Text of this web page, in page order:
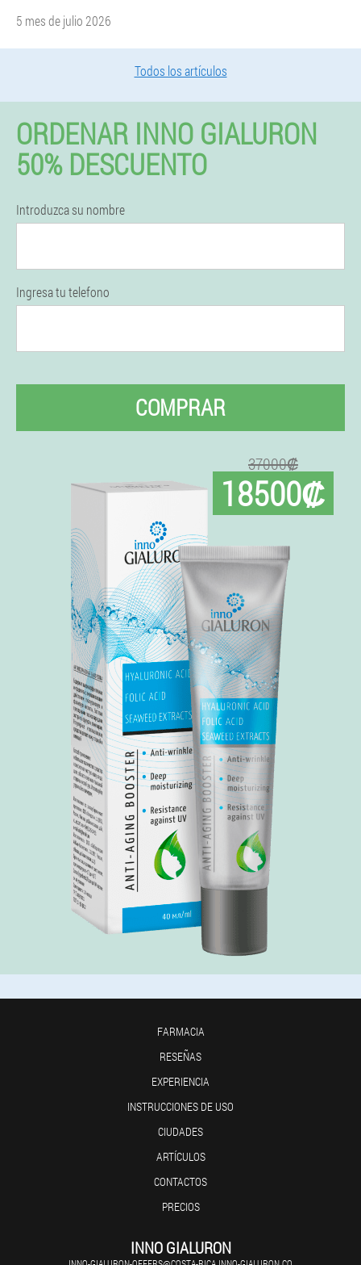
5 mes de julio 2026
Todos los artículos
ORDENAR INNO GIALURON
50% DESCUENTO
Introduzca su nombre
Ingresa tu telefono
COMPRAR
37000₡
18500₡
FARMACIA
RESEÑAS
EXPERIENCIA
INSTRUCCIONES DE USO
CIUDADES
ARTÍCULOS
CONTACTOS
PRECIOS
INNO GIALURON